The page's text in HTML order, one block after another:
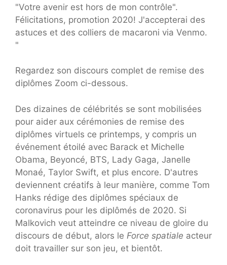
"Votre avenir est hors de mon contrôle".
Félicitations, promotion 2020! J'accepterai des
astuces et des colliers de macaroni via Venmo.
"
Regardez son discours complet de remise des
diplômes Zoom ci-dessous.
Des dizaines de célébrités se sont mobilisées
pour aider aux cérémonies de remise des
diplômes virtuels ce printemps, y compris un
événement étoilé avec Barack et Michelle
Obama, Beyoncé, BTS, Lady Gaga, Janelle
Monaé, Taylor Swift, et plus encore. D'autres
deviennent créatifs à leur manière, comme Tom
Hanks rédige des diplômes spéciaux de
coronavirus pour les diplômés de 2020. Si
Malkovich veut atteindre ce niveau de gloire du
discours de début, alors le Force spatiale acteur
doit travailler sur son jeu, et bientôt.